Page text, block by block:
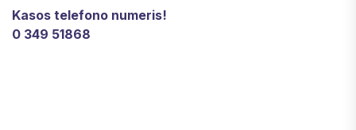
Kasos telefono numeris!
0 349 51868